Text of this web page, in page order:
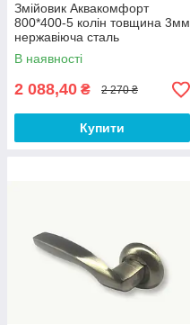
Змійовик Аквакомфорт
800*400-5 колін товщина 3мм
нержавіюча сталь
В наявності
2 088,40 ₴ 2 270 ₴
Купити